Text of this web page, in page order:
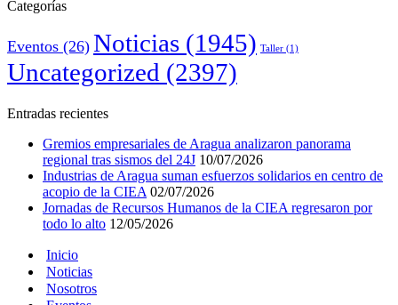
Categorías
Eventos (26) Noticias (1945) Taller (1)
Uncategorized (2397)
Entradas recientes
Gremios empresariales de Aragua analizaron panorama
regional tras sismos del 24J 10/07/2026
Industrias de Aragua suman esfuerzos solidarios en centro de
acopio de la CIEA 02/07/2026
Jornadas de Recursos Humanos de la CIEA regresaron por
todo lo alto 12/05/2026
Inicio
Noticias
Nosotros